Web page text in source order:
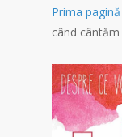
Prima pagină
când cântăm